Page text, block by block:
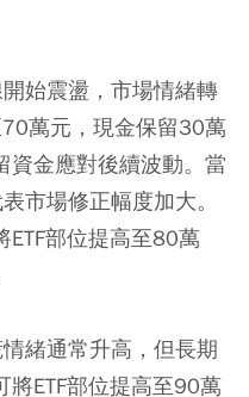
始震盪，市場情緒轉
萬元，現金保留30萬
資金應對後續波動。當
市場修正幅度加大。
ETF部位提高至80萬
緒通常升高，但長期
ETF部位提高至90萬